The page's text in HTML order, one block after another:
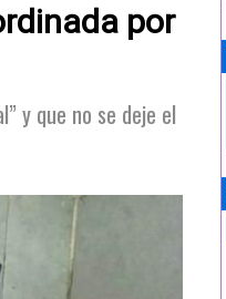
por
y que no se deje el